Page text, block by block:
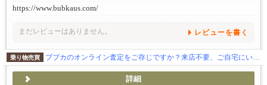
https://www.bubkaus.com/
まだレビューはありません。 レビューを書く
乗り物売買 ブブカのオンライン査定をご存じですか？来店不要、ご自宅にいながらお車を売却できます！
詳細